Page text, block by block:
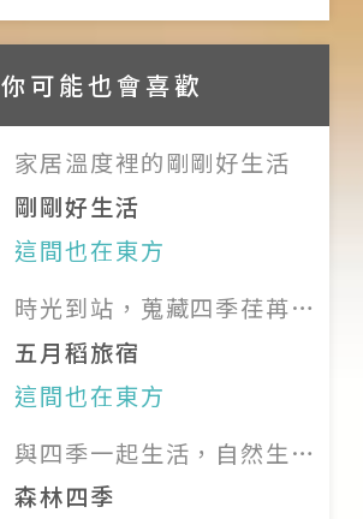
險預約活動（大約2小
約活動（約1.5小
450 元；請於訂房時事
價格資訊僅供參考，詳
網為準；建議訂房前再
認價格與相關資訊
自行保管，旅宿無法負
燈具和電器用品
失或損壞等情形，將酌
元
破壞、取走房內設備物
壞或遺失，將照價索取
止吸菸，若有抽菸需求
酗酒、賭博、大聲喧
施放炮竹及任何不法行
你可能也會喜歡
家居溫度裡的剛剛好生活
剛剛好生活
這間也在東方
時光到站，蒐藏四季荏苒的
老屋驛站
五月稻旅宿
這間也在東方
與四季一起生活，自然生長
的森林家屋
森林四季